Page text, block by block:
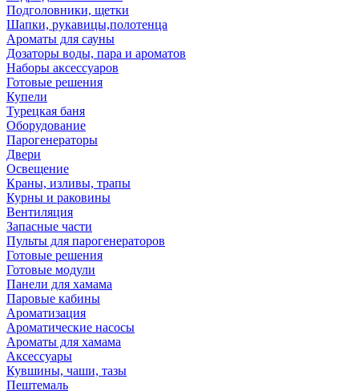
Подголовники, щетки
Шапки, рукавицы,полотенца
Ароматы для сауны
Дозаторы воды, пара и ароматов
Наборы аксессуаров
Готовые решения
Купели
Турецкая баня
Оборудование
Парогенераторы
Двери
Освещение
Краны, изливы, трапы
Курны и раковины
Вентиляция
Запасные части
Пульты для парогенераторов
Готовые решения
Готовые модули
Панели для хамама
Паровые кабины
Ароматизация
Ароматические насосы
Ароматы для хамама
Аксессуары
Кувшины, чаши, тазы
Пештемаль